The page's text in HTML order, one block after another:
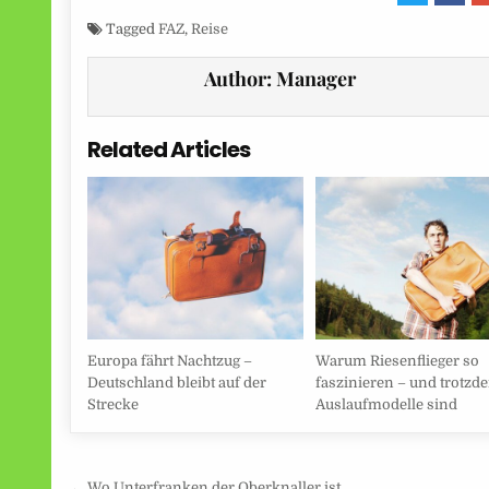
Tagged FAZ, Reise
Author:Manager
Related Articles
Europa fährt Nachtzug –
Deutschland bleibt auf der
Strecke
Warum Riesenflieger so
faszinieren – und
Auslaufmodelle sind